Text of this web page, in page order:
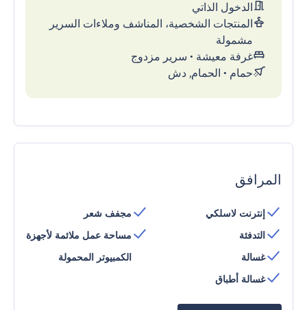
الدخول الذاتي
المنتجات الشخصية، المناشف وملاءات السرير
مشمولة
غرفة معيشة • سرير مزدوج
حمام • الحمام, دش
المرافق
إنترنت لاسلكي
التدفئة
غسالة
غسالة أطباق
مجفف شعر
مساحة عمل ملائمة لأجهزة
الكمبيوتر المحمولة